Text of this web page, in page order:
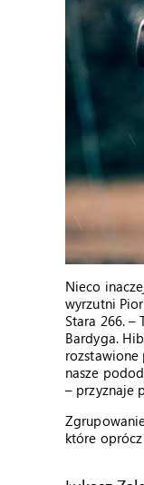
Nieco
wyrzutni
Stara 266. –
Bardyga.
rozstawione
nasze
– przyznaje
które